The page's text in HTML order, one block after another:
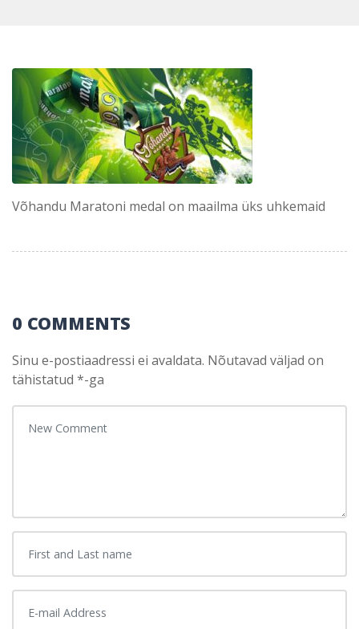
Võhandu Maratoni medal on maailma üks uhkemaid
0 COMMENTS
Sinu e-postiaadressi ei avaldata. Nõutavad väljad on
tähistatud *-ga